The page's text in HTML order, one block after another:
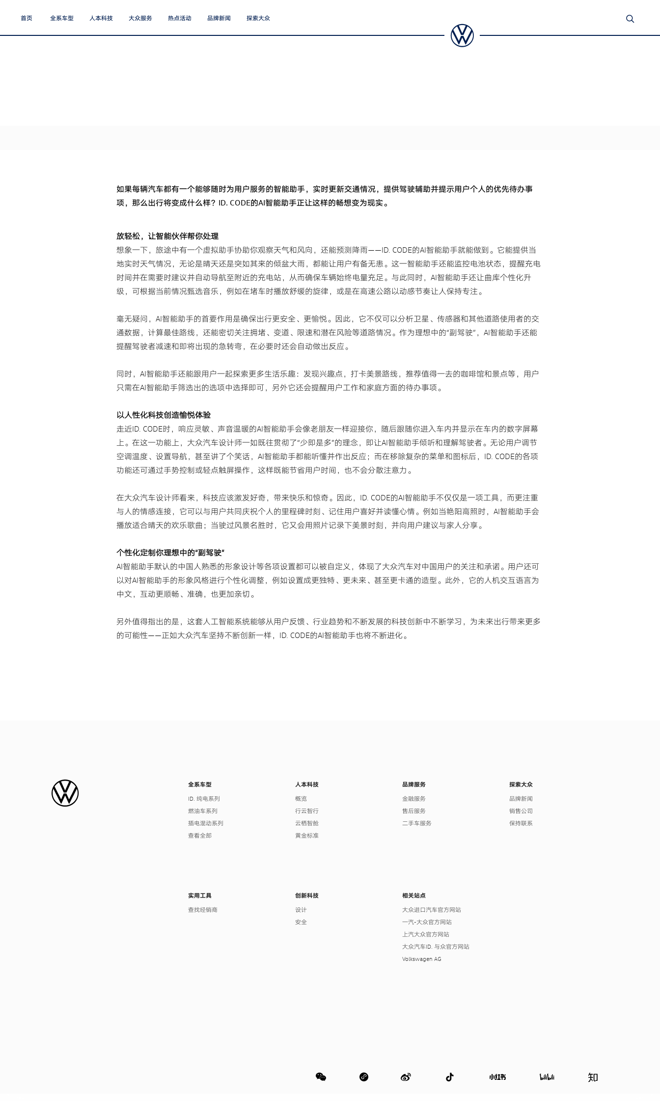
首页 全系车型 人本科技 大众服务 热点活动 品牌新闻 探索大众
如果每辆汽车都有一个能够随时为用户服务的智能助手，实时更新交通情况，提供驾驶辅助并提示用户个人的优先待办事
项，那么出行将变成什么样？ID. CODE的AI智能助手正让这样的畅想变为现实。
放轻松，让智能伙伴帮你处理
想象一下，旅途中有一个虚拟助手协助你观察天气和风向，还能预测降雨——ID. CODE的AI智能助手就能做到。它能提供当
地实时天气情况，无论是晴天还是突如其来的倾盆大雨，都能让用户有备无患。这一智能助手还能监控电池状态，提醒充电
时间并在需要时建议并自动导航至附近的充电站，从而确保车辆始终电量充足。与此同时，AI智能助手还让曲库个性化升
级，可根据当前情况甄选音乐，例如在堵车时播放舒缓的旋律，或是在高速公路以动感节奏让人保持专注。
毫无疑问，AI智能助手的首要作用是确保出行更安全、更愉悦。因此，它不仅可以分析卫星、传感器和其他道路使用者的交
通数据，计算最佳路线，还能密切关注拥堵、变道、限速和潜在风险等道路情况。作为理想中的“副驾驶”，AI智能助手还能
提醒驾驶者减速和即将出现的急转弯，在必要时还会自动做出反应。
同时，AI智能助手还能跟用户一起探索更多生活乐趣：发现兴趣点，打卡美景路线，推荐值得一去的咖啡馆和景点等，用户
只需在AI智能助手筛选出的选项中选择即可，另外它还会提醒用户工作和家庭方面的待办事项。
以人性化科技创造愉悦体验
走近ID. CODE时，响应灵敏、声音温暖的AI智能助手会像老朋友一样迎接你，随后跟随你进入车内并显示在车内的数字屏幕
上。在这一功能上，大众汽车设计师一如既往贯彻了“少即是多”的理念，即让AI智能助手倾听和理解驾驶者。无论用户调节
空调温度、设置导航，甚至讲了个笑话，AI智能助手都能听懂并作出反应；而在移除复杂的菜单和图标后，ID. CODE的各项
功能还可通过手势控制或轻点触屏操作，这样既能节省用户时间，也不会分散注意力。
在大众汽车设计师看来，科技应该激发好奇，带来快乐和惊奇。因此，ID. CODE的AI智能助手不仅仅是一项工具，而更注重
与人的情感连接，它可以与用户共同庆祝个人的里程碑时刻、记住用户喜好并读懂心情。例如当艳阳高照时，AI智能助手会
播放适合晴天的欢乐歌曲；当驶过风景名胜时，它又会用照片记录下美景时刻，并向用户建议与家人分享。
个性化定制你理想中的“副驾驶”
AI智能助手默认的中国人熟悉的形象设计等各项设置都可以被自定义，体现了大众汽车对中国用户的关注和承诺。用户还可
以对AI智能助手的形象风格进行个性化调整，例如设置成更独特、更未来、甚至更卡通的造型。此外，它的人机交互语言为
中文，互动更顺畅、准确，也更加亲切。
另外值得指出的是，这套人工智能系统能够从用户反馈、行业趋势和不断发展的科技创新中不断学习，为未来出行带来更多
的可能性——正如大众汽车坚持不断创新一样，ID. CODE的AI智能助手也将不断进化。
全系车型
ID. 纯电系列
燃油车系列
插电混动系列
查看全部
人本科技
概览
行云智行
云栖智舱
黄金标准
品牌服务
金融服务
售后服务
二手车服务
探索大众
品牌新闻
销售公司
保持联系
实用工具
查找经销商
创新科技
设计
安全
相关站点
大众进口汽车官方网站
一汽-大众官方网站
上汽大众官方网站
大众汽车ID. 与众官方网站
Volkswagen AG